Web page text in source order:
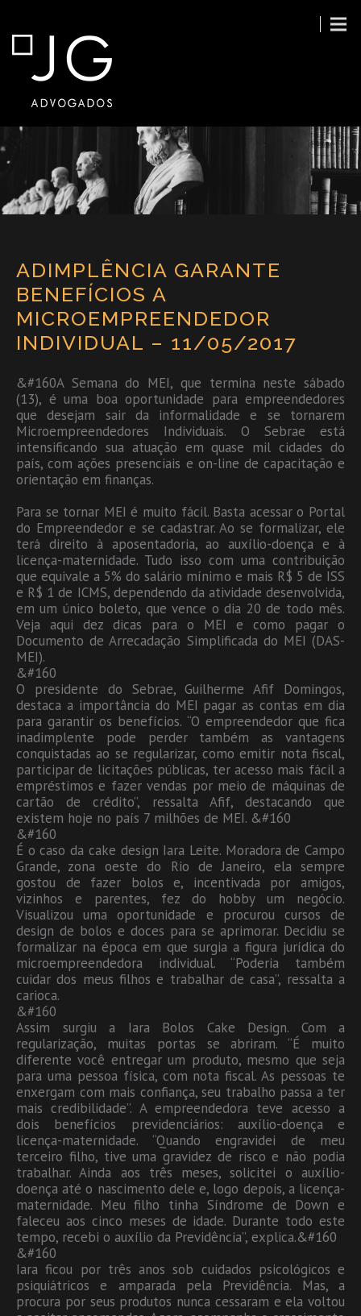
ADIMPLÊNCIA GARANTE
BENEFÍCIOS A
MICROEMPREENDEDOR
INDIVIDUAL – 11/05/2017
&#160A Semana do MEI, que termina neste sábado
(13), é uma boa oportunidade para empreendedores
que desejam sair da informalidade e se tornarem
Microempreendedores Individuais. O Sebrae está
intensificando sua atuação em quase mil cidades do
país, com ações presenciais e on-line de capacitação e
orientação em finanças.
Para se tornar MEI é muito fácil. Basta acessar o Portal
do Empreendedor e se cadastrar. Ao se formalizar, ele
terá direito à aposentadoria, ao auxílio-doença e à
licença-maternidade. Tudo isso com uma contribuição
que equivale a 5% do salário mínimo e mais R$ 5 de ISS
e R$ 1 de ICMS, dependendo da atividade desenvolvida,
em um único boleto, que vence o dia 20 de todo mês.
Veja aqui dez dicas para o MEI e como pagar o
Documento de Arrecadação Simplificada do MEI (DAS-
MEI).
&#160
O presidente do Sebrae, Guilherme Afif Domingos,
destaca a importância do MEI pagar as contas em dia
para garantir os benefícios. “O empreendedor que fica
inadimplente pode perder também as vantagens
conquistadas ao se regularizar, como emitir nota fiscal,
participar de licitações públicas, ter acesso mais fácil a
empréstimos e fazer vendas por meio de máquinas de
cartão de crédito”, ressalta Afif, destacando que
existem hoje no país 7 milhões de MEI. &#160
&#160
É o caso da cake design Iara Leite. Moradora de Campo
Grande, zona oeste do Rio de Janeiro, ela sempre
gostou de fazer bolos e, incentivada por amigos,
vizinhos e parentes, fez do hobby um negócio.
Visualizou uma oportunidade e procurou cursos de
design de bolos e doces para se aprimorar. Decidiu se
formalizar na época em que surgia a figura jurídica do
microempreendedora individual. “Poderia também
cuidar dos meus filhos e trabalhar de casa”, ressalta a
carioca.
&#160
Assim surgiu a Iara Bolos Cake Design. Com a
regularização, muitas portas se abriram. “É muito
diferente você entregar um produto, mesmo que seja
para uma pessoa física, com nota fiscal. As pessoas te
enxergam com mais confiança, seu trabalho passa a ter
mais credibilidade”. A empreendedora teve acesso a
dois benefícios previdenciários: auxílio-doença e
licença-maternidade. “Quando engravidei de meu
terceiro filho, tive uma gravidez de risco e não podia
trabalhar. Ainda aos três meses, solicitei o auxílio-
doença até o nascimento dele e, logo depois, a licença-
maternidade. Meu filho tinha Síndrome de Down e
faleceu aos cinco meses de idade. Durante todo este
tempo, recebi o auxílio da Previdência”, explica.&#160
&#160
Iara ficou por três anos sob cuidados psicológicos e
psiquiátricos e amparada pela Previdência. Mas, a
procura por seus produtos nunca cessaram e ela voltou